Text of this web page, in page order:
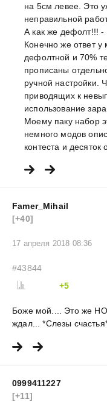
на 5см левее. Это
неправильной
А как же дефолт!!! -
Конечно же ответ у
дефолтной и 70%
прописаны
ручной настройки.
приводящих к
использование
Моему паку набор
немного модов
контеста и
Famer_Mihail
[+40]
17 апреля 2018 08:36
#43844
+5
Боже мой.... Это же
ждал... *Слезы
0999411227
[+11]